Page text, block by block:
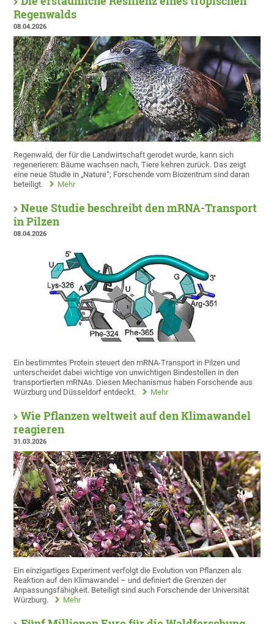
Regenwalds
08.04.2026
Regenwald, der für die Landwirtschaft gerodet wurde, kann sich
regenerieren: Bäume wachsen nach, Tiere kehren zurück. Das zeigt
eine neue Studie in „Nature“; Forschende vom Biozentrum sind daran
beteiligt.
Mehr
Neue Studie beschreibt den mRNA-Transport
in Pilzen
08.04.2026
Ein bestimmtes Protein steuert den mRNA-Transport in Pilzen und
unterscheidet dabei wichtige von unwichtigen Bindestellen in den
transportierten mRNAs. Diesen Mechanismus haben Forschende aus
Würzburg und Düsseldorf entdeckt.
Mehr
Wie Pflanzen weltweit auf den Klimawandel
reagieren
31.03.2026
Ein einzigartiges Experiment verfolgt die Evolution von Pflanzen als
Reaktion auf den Klimawandel – und definiert die Grenzen der
Anpassungsfähigkeit. Beteiligt sind auch Forschende der Universität
Würzburg.
Mehr